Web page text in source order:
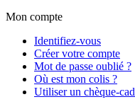
Mon compte
Identifiez-vous
Créer votre compte
Mot de passe oublié ?
Où est mon colis ?
Utiliser un chèque-